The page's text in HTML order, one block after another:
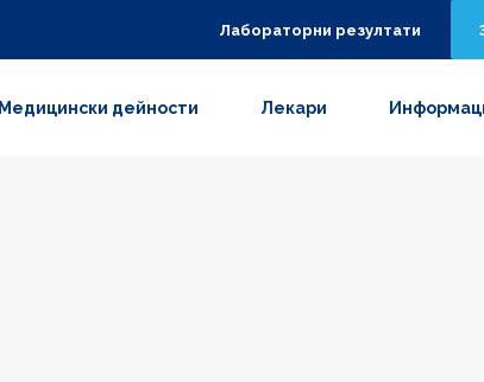
Лабораторни резултати
Медицински дейности Лекари